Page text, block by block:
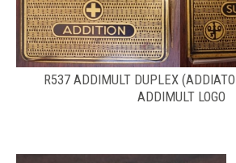
R537 ADDIMULT DUPLEX
ADDIMULT LOGO